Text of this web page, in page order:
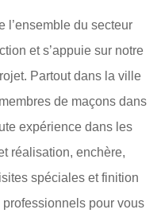
l’ensemble du secteur
et s’appuie sur notre
Partout dans la ville
de maçons dans
expérience dans les
réalisation, enchère,
spéciales et finition
pour vous